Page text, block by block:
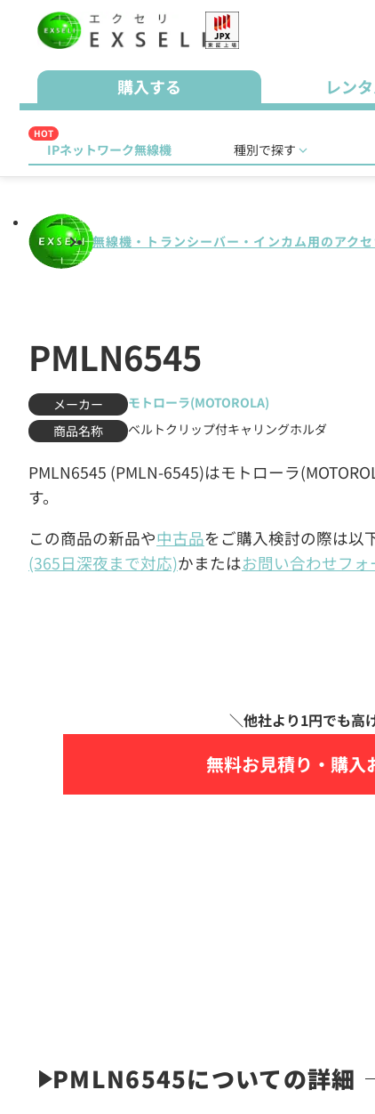
購入する レン
HOT
IPネットワーク無線機 種別で探す
無線機・トランシーバー・インカム用のアクセ
PMLN6545
メーカー
モトローラ(MOTOROLA)
商品名称
ベルトクリップ付キャリングホルダ
PMLN6545 (PMLN-6545)はモトローラ
す。
この商品の新品や中古品をご購入検討の際は以
(365日深夜まで対応)かまたはお問い合わせフォ
無料お見積り・ 購入
PMLN6545についての詳細